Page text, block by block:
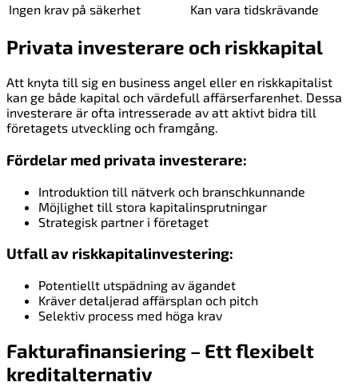
Ingen krav på säkerhet
Kan vara tidskrävande
Privata investerare och riskkapital
Att knyta till sig en business angel eller en riskkapitalist
kan ge både kapital och värdefull affärserfarenhet. Dessa
investerare är ofta intresserade av att aktivt bidra till
företagets utveckling och framgång.
Fördelar med privata investerare:
Introduktion till nätverk och branschkunnande
Möjlighet till stora kapitalinsprutningar
Strategisk partner i företaget
Utfall av riskkapitalinvestering:
Potentiellt utspädning av ägandet
Kräver detaljerad affärsplan och pitch
Selektiv process med höga krav
Fakturafinansiering – Ett flexibelt
kreditalternativ